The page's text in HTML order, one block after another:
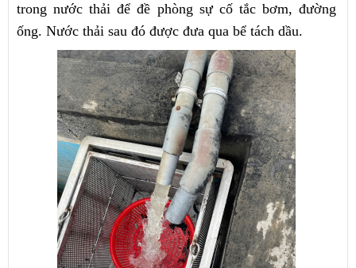
trong nước thải để đề phòng sự cố tắc bơm, đường
ống. Nước thải sau đó được đưa qua bể tách dầu.